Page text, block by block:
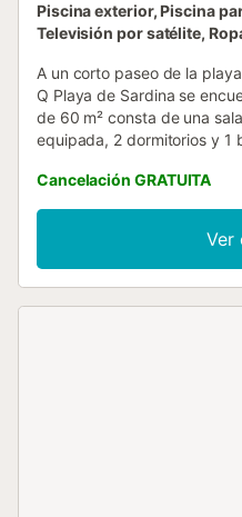
Piscina exterior, Piscina
Televisión por satélite,
A un corto paseo de la
Q Playa de Sardina se
de 60 m² consta de una
equipada, 2 dormitorios y 1
velocidad (apto para
trabajo dedicado a la
lavadora. Este alojamiento
Disfrute del acceso a una
piscina, piscina infantil y
Cancelación GRATUITA
Ver